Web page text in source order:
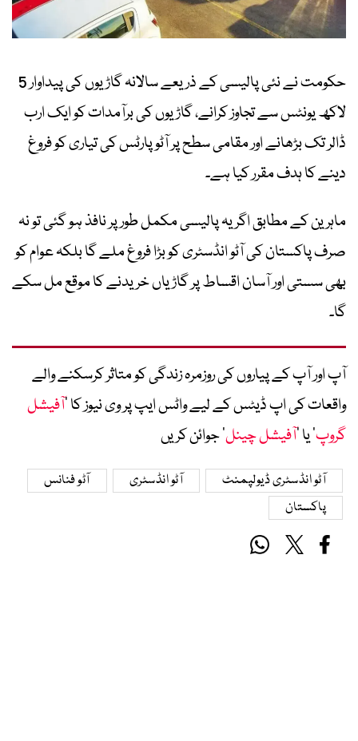
حکومت نے نئی پالیسی کے ذریعے سالانہ گاڑیوں کی پیداوار 5
لاکھ یونٹس سے تجاوز کرانے، گاڑیوں کی برآمدات کو ایک ارب
ڈالر تک بڑھانے اور مقامی سطح پر آٹو پارٹس کی تیاری کو فروغ
دینے کا ہدف مقرر کیا ہے۔
ماہرین کے مطابق اگر یہ پالیسی مکمل طور پر نافذ ہو گئی تو نہ
صرف پاکستان کی آٹو انڈسٹری کو بڑا فروغ ملے گا بلکہ عوام کو
بھی سستی اور آسان اقساط پر گاڑیاں خریدنے کا موقع مل سکے
گا۔
آپ اور آپ کے پیاروں کی روزمرہ زندگی کو متاثر کرسکنے والے
واقعات کی اپ ڈیٹس کے لیے واٹس ایپ پر وی نیوز کا ’آفیشل
گروپ‘ یا ’آفیشل چینل‘ جوائن کریں
آٹو انڈسٹری ڈیولپمنٹ آٹو انڈسٹری
آٹو فنانس
پاکستان